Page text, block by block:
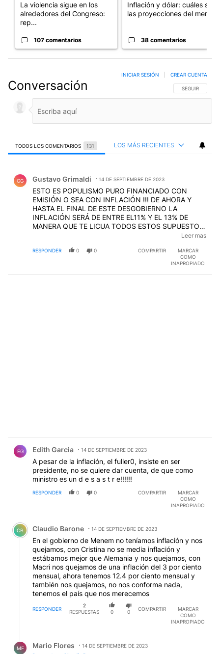
La violencia sigue en los
alrededores del Congreso:
rep...
107 comentarios
Inflación y dólar: cuáles son
las proyecciones del merc...
38 comentarios
Conversación SIGA ESTA
SEGUIR
INICIAR SESIÓN CREAR CUENTA
TODOS LOS COMENTARIOS 131 LOS MÁS RECIENTES
GG Gustavo Grimaldi 14 DE SEPTIEMBRE DE 2023
ESTO ES POPULISMO PURO FINANCIADO CON
EMISIÓN O SEA CON INFLACIÓN !!! DE AHORA Y
HASTA EL FINAL DE ESTE DESGOBIERNO LA
INFLACIÓN SERÁ DE ENTRE EL11% Y EL 13% DE
MANERA QUE TE LICUA TODOS ESTOS SUPUESTOS
BENEFICIOS, EL MEJOR BENEFICIO ES TERMINAR
UN APOYO POLÍTICO QUE ESTOS SIN VERGÜENZAS
Leer mas
RESPONDER 0 0 COMPARTIR
MARCAR
COMO
INAPROPIADO
EG Edith Garcia 14 DE SEPTIEMBRE DE 2023
A pesar de la inflación, el fuller0, insiste en ser
presidente, no se quiere dar cuenta, de que como
ministro es un d e s a s t r e!!!!!!
RESPONDER 0 0 COMPARTIR
MARCAR
COMO
INAPROPIADO
Comentario de Claudio Barone.
CB Claudio Barone 14 DE SEPTIEMBRE DE 2023
En el gobierno de Menem no teníamos inflación y nos
quejamos, con Cristina no se media inflación y
estábamos mejor que Alemania y nos quejamos, con
Macri nos quejamos de una inflación del 3 por ciento
mensual, ahora tenemos 12.4 por ciento mensual y
también nos quejamos, no nos conforma nada,
tenemos el país que nos merecemos
RESPONDER
2
RESPUESTAS
0 0
COMPARTIR
MARCAR
COMO
INAPROPIADO
MF Mario Flores
14 DE SEPTIEMBRE DE 2023